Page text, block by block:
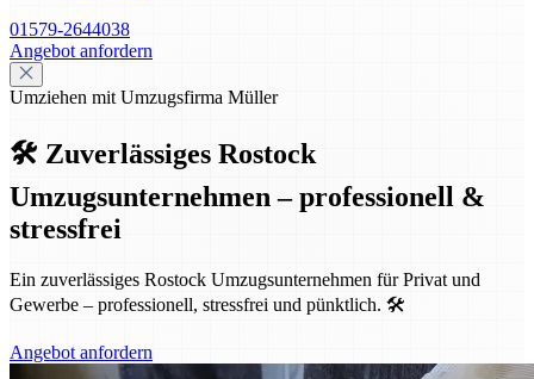
01579-2644038
Angebot anfordern
Umziehen mit Umzugsfirma Müller
🛠️ Zuverlässiges Rostock
Umzugsunternehmen – professionell &
stressfrei
Ein zuverlässiges Rostock Umzugsunternehmen für Privat und
Gewerbe – professionell, stressfrei und pünktlich. 🛠️
Angebot anfordern